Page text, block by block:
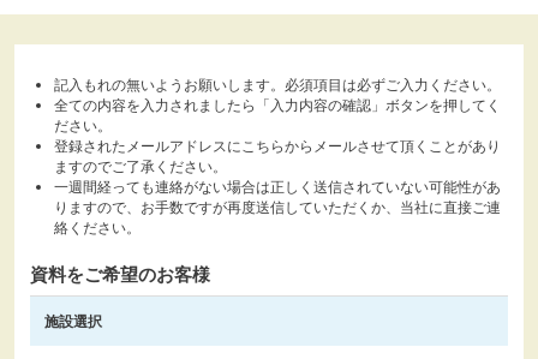
記入もれの無いようお願いします。必須項目は必ずご入力ください。
全ての内容を入力されましたら「入力内容の確認」ボタンを押してく
ださい。
登録されたメールアドレスにこちらからメールさせて頂くことがあり
ますのでご了承ください。
一週間経っても連絡がない場合は正しく送信されていない可能性があ
りますので、お手数ですが再度送信していただくか、当社に直接ご連
絡ください。
資料をご希望のお客様
施設選択